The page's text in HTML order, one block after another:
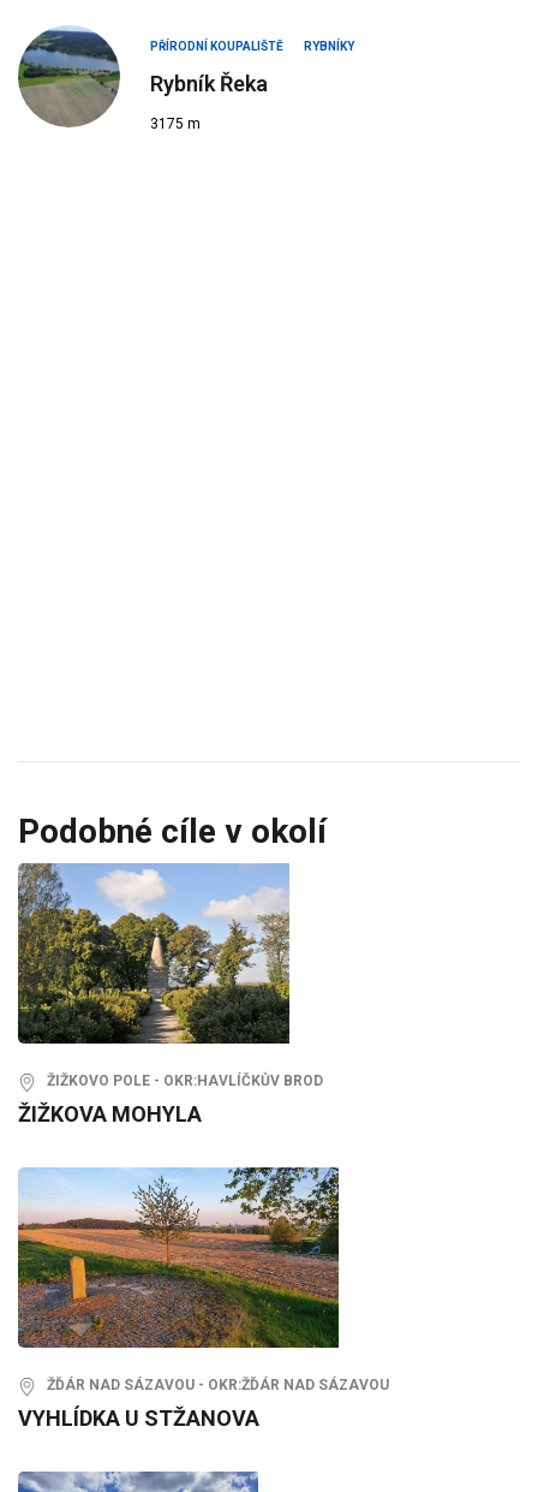
PŘÍRODNÍ KOUPALIŠTĚ RYBNÍKY
Rybník Řeka
3175 m
Podobné cíle v okolí
ŽIŽKOVO POLE - OKR:HAVLÍČKŮV BROD
ŽIŽKOVA MOHYLA
ŽĎÁR NAD SÁZAVOU - OKR:ŽĎÁR NAD SÁZAVOU
VYHLÍDKA U STŽANOVA